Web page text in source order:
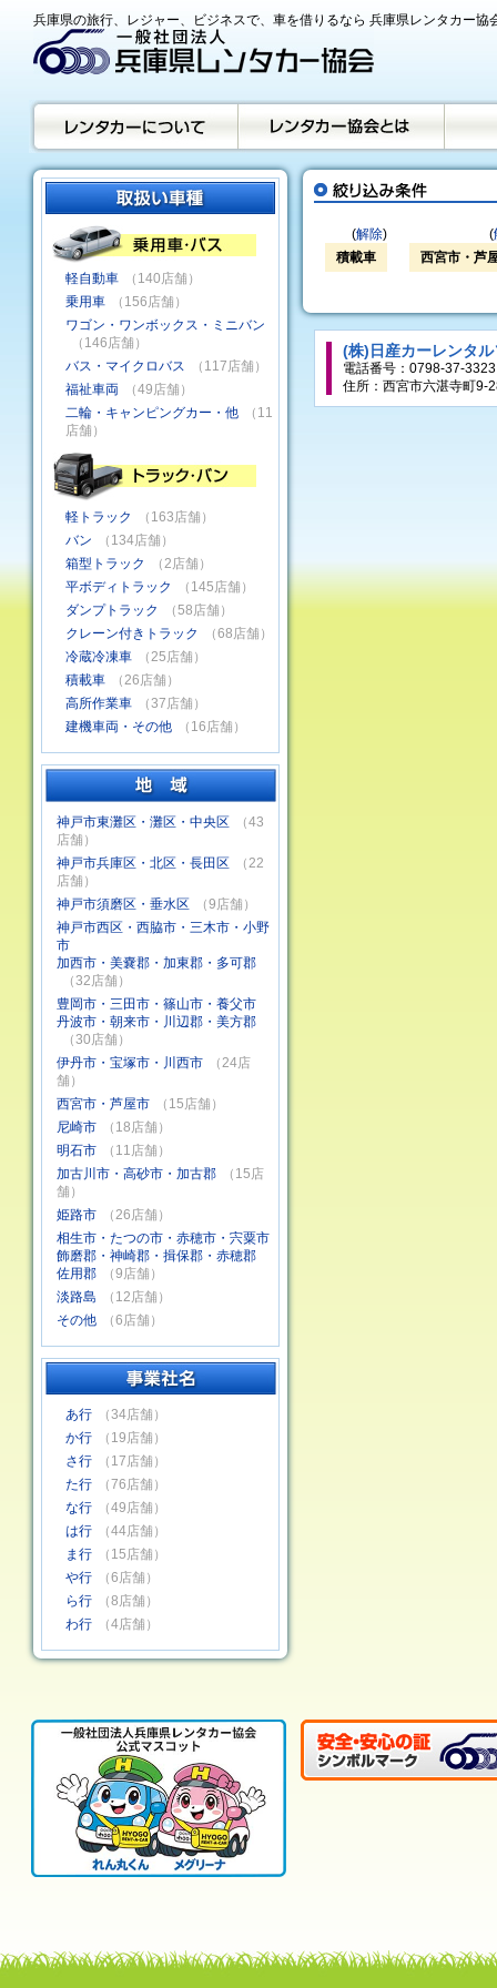
兵庫県の旅行、レジャー、ビジネスで、車を借りるなら 兵庫県レンタカー協
(解除)
積載車
(
西宮市・芦
軽自動車
（140店舗）
乗用車
（156店舗）
ワゴン・ワンボックス・ミニバン
（146店舗）
バス・マイクロバス
（117店舗）
福祉車両
（49店舗）
二輪・キャンピングカー・他
（11
店舗）
軽トラック
（163店舗）
バン
（134店舗）
箱型トラック
（2店舗）
平ボディトラック
（145店舗）
ダンプトラック
（58店舗）
クレーン付きトラック
（68店舗）
冷蔵冷凍車
（25店舗）
積載車
（26店舗）
高所作業車
（37店舗）
建機車両・その他
（16店舗）
神戸市東灘区・灘区・中央区
（43
店舗）
神戸市兵庫区・北区・長田区
（22
店舗）
神戸市須磨区・垂水区
（9店舗）
神戸市西区・西脇市・三木市・小野
市
加西市・美嚢郡・加東郡・多可郡
（32店舗）
豊岡市・三田市・篠山市・養父市
丹波市・朝来市・川辺郡・美方郡
（30店舗）
伊丹市・宝塚市・川西市
（24店
舗）
西宮市・芦屋市
（15店舗）
尼崎市
（18店舗）
明石市
（11店舗）
加古川市・高砂市・加古郡
（15店
舗）
姫路市
（26店舗）
相生市・たつの市・赤穂市・宍粟市
飾磨郡・神崎郡・揖保郡・赤穂郡
佐用郡
（9店舗）
淡路島
（12店舗）
その他
（6店舗）
あ行
（34店舗）
か行
（19店舗）
さ行
（17店舗）
た行
（76店舗）
な行
（49店舗）
は行
（44店舗）
ま行
（15店舗）
や行
（6店舗）
ら行
（8店舗）
わ行
（4店舗）
(株)日産カーレンタ
電話番号：0798-37-3323
住所：西宮市六湛寺町9-